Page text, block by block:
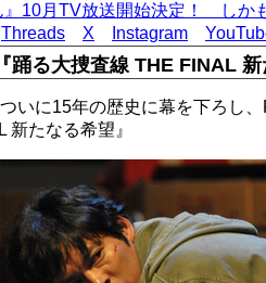
』10月TV放送開始決定！ しか
Threads X Instagram
踊る大捜査線 THE FINAL 新
いに15年の歴史に幕を下ろし、
新たなる希望』